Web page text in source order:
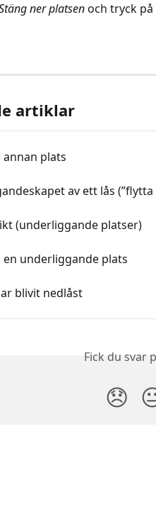
ner platsen och tryck på
artiklar
annan plats
av ett lås
(underliggande platser)
en underliggande plats
blivit nedlåst
Fick du svar
😞